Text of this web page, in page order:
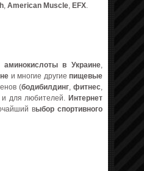
, American Muscle, EFX.
аминокислоты в Украине,
и многие другие пищевые
(бодибилдинг, фитнес,
для любителей. Интернет
выбор спортивного